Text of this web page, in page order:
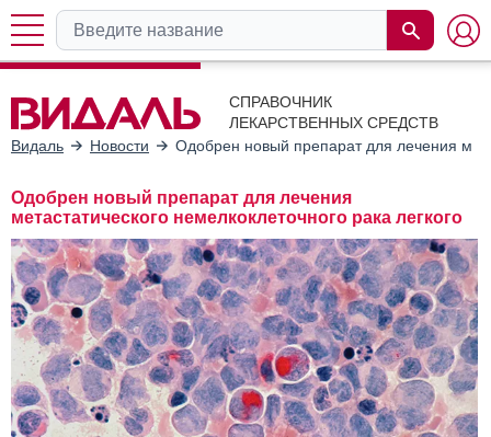
СПРАВОЧНИК
ЛЕКАРСТВЕННЫХ СРЕДСТВ
Видаль
Новости Одобрен новый препарат для лечения
Одобрен новый препарат для лечения
метастатического немелкоклеточного рака легкого